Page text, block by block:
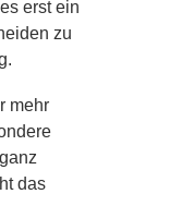
erst ein
zu
mehr
das